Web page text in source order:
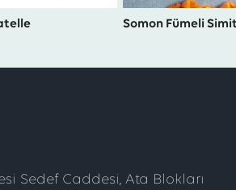
Somon Fümeli
Sedef Caddesi, Ata Blokları